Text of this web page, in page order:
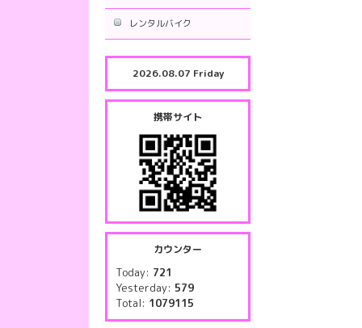
レンタルバイク
2026.08.07 Friday
携帯サイト
カウンター
Today: 721
Yesterday: 579
Total: 1079115